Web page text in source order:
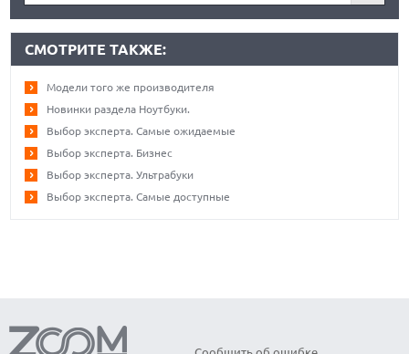
СМОТРИТЕ ТАКЖЕ:
Модели того же производителя
Новинки раздела Ноутбуки.
Выбор эксперта. Самые ожидаемые
Выбор эксперта. Бизнес
Выбор эксперта. Ультрабуки
Выбор эксперта. Самые доступные